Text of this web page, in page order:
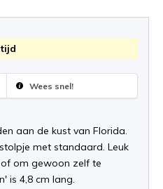
Wees snel!
aan de kust van Florida.
met standaard. Leuk
om gewoon zelf te
is 4,8 cm lang.